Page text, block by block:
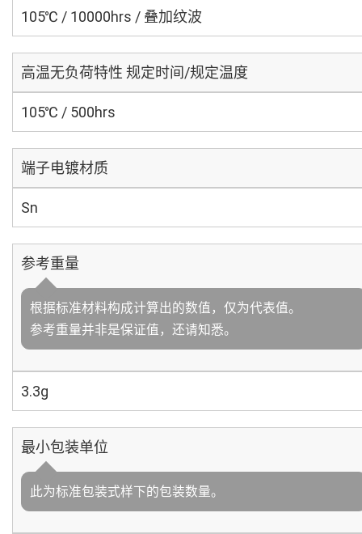
105℃ / 10000hrs / 叠加纹波
高温无负荷特性 规定时间/规定温度
105℃ / 500hrs
端子电镀材质
Sn
参考重量
根据标准材料构成计算出的数值，仅为代表值。
参考重量并非是保证值，还请知悉。
3.3g
最小包装单位
此为标准包装式样下的包装数量。